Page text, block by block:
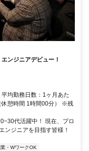
ンジニアデビュー！
均勤務日数：1ヶ月あた
休憩時間 1時間00分） ※残
代活躍中！ 現在、プロ
ンジニアを目指す皆様！
・WワークOK